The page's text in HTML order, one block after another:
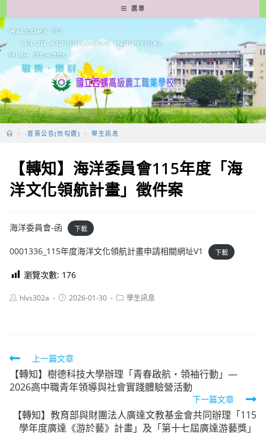
轉
至
要
容
選單
> -首頁公告(勿勾選) > 學生訊息
【轉知】海洋委員會115年度「海
洋文化領航計畫」徵件案
海洋委員會-函 下載
0001336_115年度海洋文化領航計畫申請相關網址V1 下載
瀏覽次數: 176
Posthlvs302a
Post2026-01-30
Post學生訊息
Read
more
articles
上一篇文章
【轉知】樹德科技大學辦理「青春啟航・領袖行動」—
2026高中職青年領導與社會實踐體驗營活動
下一篇文章
【轉知】教育部與財團法人廣達文教基金會共同辦理「115
學年度廣達《游於藝》計畫」及「第十七屆廣達游藝獎」